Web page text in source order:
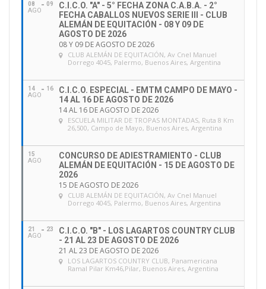
08
AGO
09
C.I.C.O. "A" - 5° FECHA ZONA C.A.B.A. - 2°
FECHA CABALLOS NUEVOS SERIE III - CLUB
ALEMÁN DE EQUITACIÓN - 08 Y 09 DE
AGOSTO DE 2026
08 Y 09 DE AGOSTO DE 2026
CLUB ALEMÁN DE EQUITACIÓN, Av Cnel Manuel
Dorrego 4045, Palermo, Buenos Aires, Argentina
14
AGO
16
C.I.C.O. ESPECIAL - EMTM CAMPO DE MAYO -
14 AL 16 DE AGOSTO DE 2026
14 AL 16 DE AGOSTO DE 2026
ESCUELA MILITAR DE TROPAS MONTADAS, Ruta 8 Km
26,500, Campo de Mayo, Buenos Aires, Argentina
15
AGO
CONCURSO DE ADIESTRAMIENTO - CLUB
ALEMÁN DE EQUITACIÓN - 15 DE AGOSTO DE
2026
15 DE AGOSTO DE 2026
CLUB ALEMÁN DE EQUITACIÓN, Av Cnel Manuel
Dorrego 4045, Palermo, Buenos Aires, Argentina
21
AGO
23
C.I.C.O. "B" - LOS LAGARTOS COUNTRY CLUB
- 21 AL 23 DE AGOSTO DE 2026
21 AL 23 DE AGOSTO DE 2026
LOS LAGARTOS COUNTRY CLUB, Panamericana
Ramal Pilar Km46,Pilar, Buenos Aires, Argentina